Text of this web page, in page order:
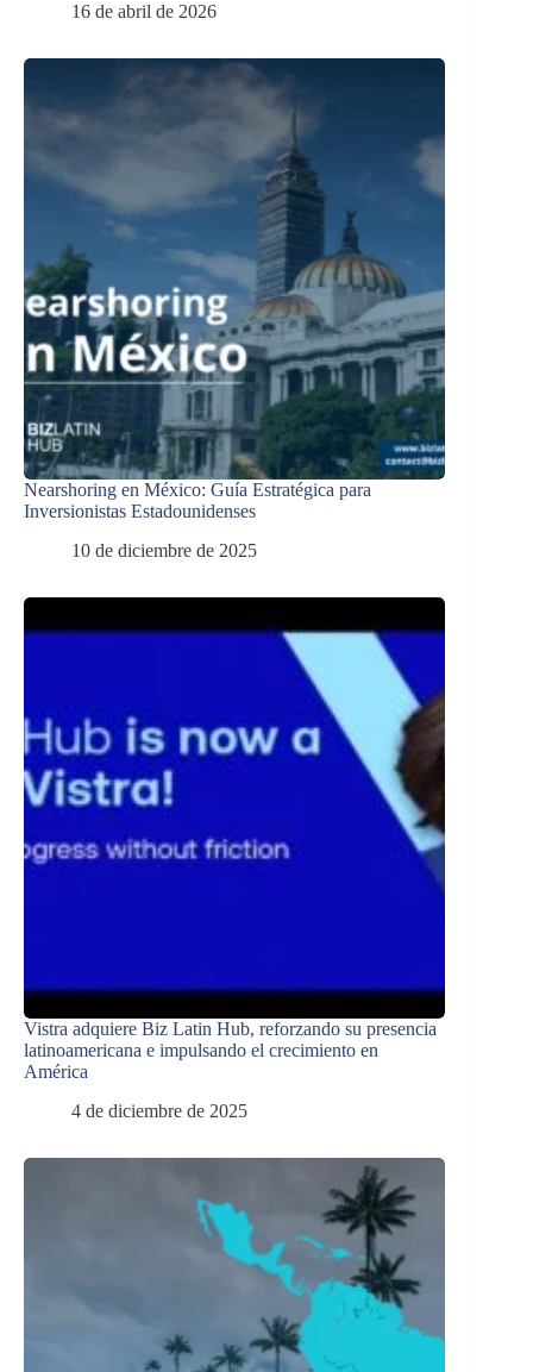
16 de abril de 2026
Nearshoring en México: Guía Estratégica para
Inversionistas Estadounidenses
10 de diciembre de 2025
Vistra adquiere Biz Latin Hub, reforzando su presencia
latinoamericana e impulsando el crecimiento en
América
4 de diciembre de 2025